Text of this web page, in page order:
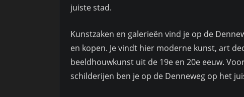
juiste stad.
Kunstzaken en galerieën vind je op de
en kopen. Je vindt hier moderne kunst, art
beeldhouwkunst uit de 19e en 20e eeuw.
schilderijen ben je op de Denneweg op het